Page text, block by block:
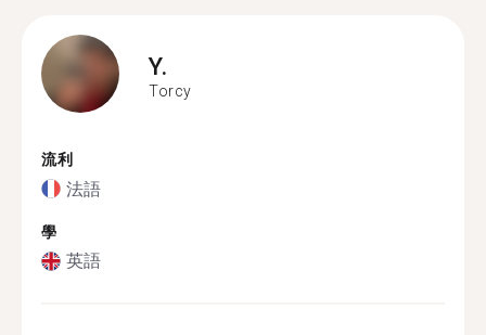
Y.
Torcy
流利
法語
學
英語